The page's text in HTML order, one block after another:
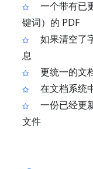
一个带有已
键词）的 PDF
如果清空了
息
更统一的文
在文档系统
一份已经更
文件